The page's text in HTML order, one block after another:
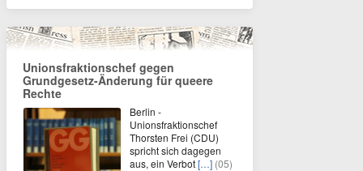
Unionsfraktionschef gegen
Grundgesetz-Änderung für queere
Rechte
Berlin -
Unionsfraktionschef
Thorsten Frei (CDU)
spricht sich dagegen
aus, ein Verbot[…] (05)